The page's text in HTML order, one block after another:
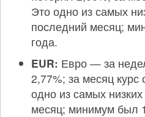
Это одно из самых
последний месяц;
года.
EUR: Евро — за
2,77%; за месяц
одно из самых
месяц; минимум был